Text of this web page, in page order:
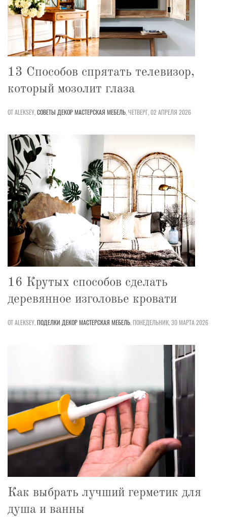
13 Способов спрятать телевизор,
который мозолит глаза
ОТ ALEKSEY,СОВЕТЫ ДЕКОРМАСТЕРСКАЯ МЕБЕЛЬ,ЧЕТВЕРГ, 02 АПРЕЛЯ 2026
16 Крутых способов сделать
деревянное изголовье кровати
ОТ ALEKSEY,ПОДЕЛКИ ДЕКОРМАСТЕРСКАЯ МЕБЕЛЬ,ПОНЕДЕЛЬНИК, 30 МАРТА 2026
Как выбрать лучший герметик для
душа и ванны